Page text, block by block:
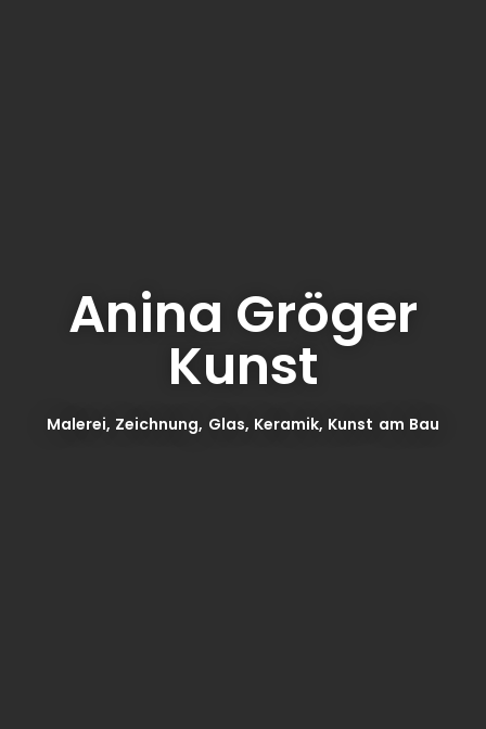
Anina Gröger
Kunst
Malerei, Zeichnung, Glas, Keramik, Kunst am Bau